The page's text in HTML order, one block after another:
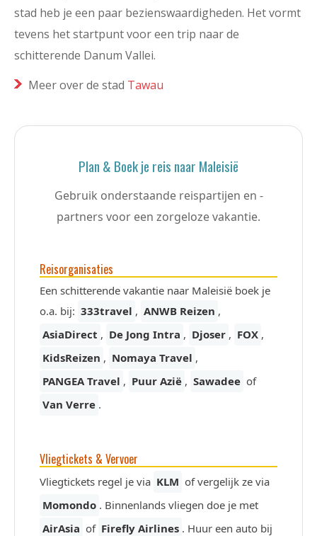
stad heb je een paar bezienswaardigheden. Het vormt
tevens het startpunt voor een trip naar de
schitterende Danum Vallei.
Meer over de stad Tawau
Plan & Boek je reis naar Maleisië
Gebruik onderstaande reispartijen en -
partners voor een zorgeloze vakantie.
Reisorganisaties
Een schitterende vakantie naar Maleisië boek je
o.a. bij: 333travel , ANWB Reizen ,
AsiaDirect , De Jong Intra , Djoser , FOX ,
KidsReizen , Nomaya Travel ,
PANGEA Travel , Puur Azië , Sawadee of
Van Verre .
Vliegtickets & Vervoer
Vliegtickets regel je via KLM of vergelijk ze via
Momondo . Binnenlands vliegen doe je met
AirAsia of Firefly Airlines . Huur een auto bij